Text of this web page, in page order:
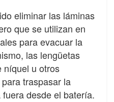
eliminar las láminas
que se utilizan en
para evacuar la
las lengüetas
níquel u otros
traspasar la
desde el batería.